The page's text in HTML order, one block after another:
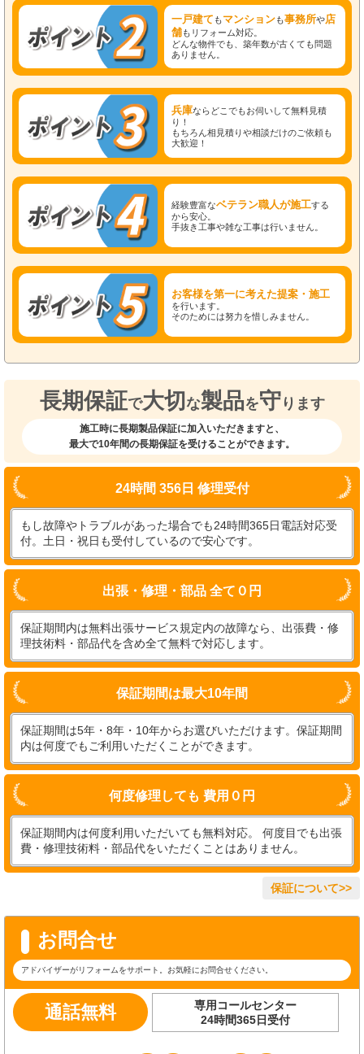
一戸建て もマンションも事務所や店
舗もリフォーム対応。
どんな物件でも、築年数が古くても問題
ありません。
兵庫ならどこでもお伺いして無料見積
り！
もちろん相見積りや相談だけのご依頼も
大歓迎！
経験豊富なベテラン職人が施工する
から安心。
手抜き工事や雑な工事は行いません。
お客様を第一に考えた提案・施工
を行います。
そのためには努力を惜しみません。
長期保証で大切 な製品を守 ります
施工時に長期製品保証に加入いただきますと、
最大で10年間の長期保証を受けることができます。
24時間 356日 修理受付
もし故障やトラブルがあった場合でも24時間365日電話対応受
付。土日・祝日も受付しているので安心です。
出張・修理・部品 全て０円
保証期間内は無料出張サービス規定内の故障なら、出張費・修
理技術料・部品代を含め全て無料で対応します。
保証期間は最大10年間
保証期間は5年・8年・10年からお選びいただけます。保証期間
内は何度でもご利用いただくことができます。
何度修理しても 費用０円
保証期間内は何度利用いただいても無料対応。 何度目でも出張
費・修理技術料・部品代をいただくことはありません。
保証について>>
お問合せ
アドバイザーがリフォームをサポート。お気軽にお問合せください。
通話無料
専用コールセンター
24時間365日受付